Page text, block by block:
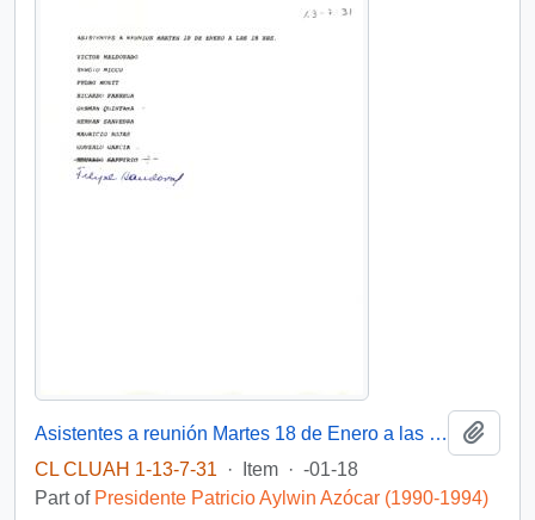
Asistentes a reunión Martes 18 de Enero a las 18 hrs.
CL CLUAH 1-13-7-31
· Item · -01-18
Part of Presidente Patricio Aylwin Azócar (1990-1994)